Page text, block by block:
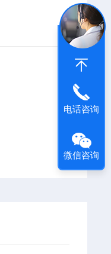
电话咨询
微信咨询